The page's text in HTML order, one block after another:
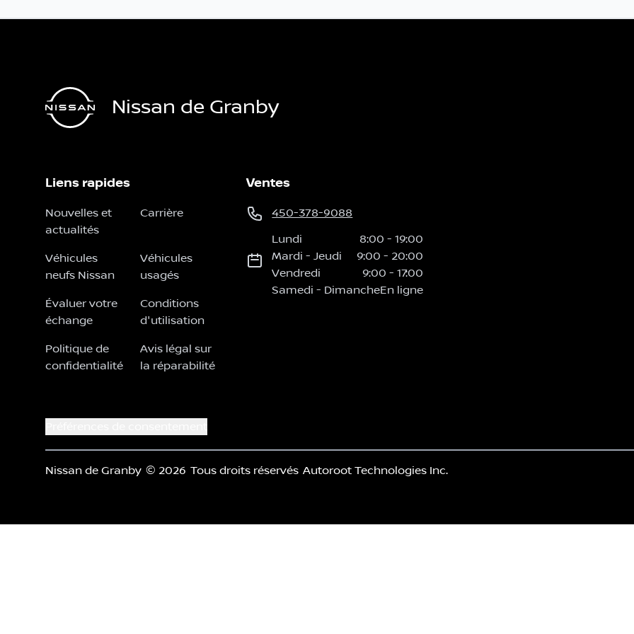
Nissan de Granby
Liens rapides
Nouvelles et
actualités
Carrière
Véhicules
neufs Nissan
Véhicules
usagés
Évaluer votre
échange
Conditions
d'utilisation
Politique de
confidentialité
Avis légal sur
la réparabilité
Ventes
450-378-9088
Lundi 8:00 - 19:00
Mardi -Jeudi 9:00 - 20:00
Vendredi
9:00 - 17:00
Samedi - DimancheEn ligne
Nissan de Granby © 2026 Tous droits réservés Autoroot Technologies Inc.